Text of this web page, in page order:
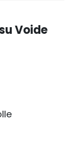
Voide